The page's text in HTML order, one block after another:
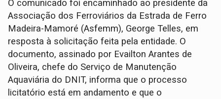
O comunicado foi encaminhado ao presidente da
Associação dos Ferroviários da Estrada de Ferro
Madeira-Mamoré (Asfemm), George Telles, em
resposta à solicitação feita pela entidade. O
documento, assinado por Evailton Arantes de
Oliveira, chefe do Serviço de Manutenção
Aquaviária do DNIT, informa que o processo
licitatório está em andamento e que o